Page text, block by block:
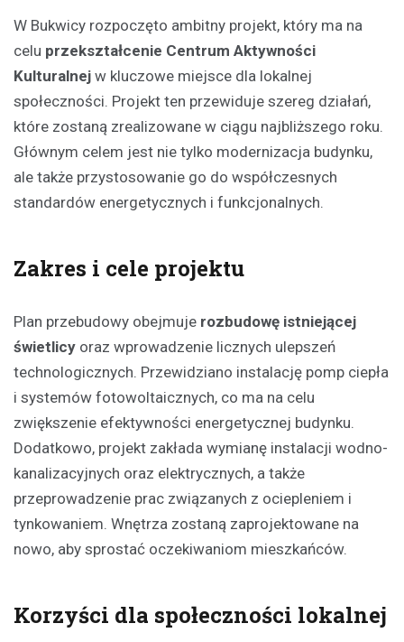
W Bukwicy rozpoczęto ambitny projekt, który ma na
celu przekształcenie Centrum Aktywności
Kulturalnej w kluczowe miejsce dla lokalnej
społeczności. Projekt ten przewiduje szereg działań,
które zostaną zrealizowane w ciągu najbliższego roku.
Głównym celem jest nie tylko modernizacja budynku,
ale także przystosowanie go do współczesnych
standardów energetycznych i funkcjonalnych.
Zakres i cele projektu
Plan przebudowy obejmuje rozbudowę istniejącej
świetlicy oraz wprowadzenie licznych ulepszeń
technologicznych. Przewidziano instalację pomp ciepła
i systemów fotowoltaicznych, co ma na celu
zwiększenie efektywności energetycznej budynku.
Dodatkowo, projekt zakłada wymianę instalacji wodno-
kanalizacyjnych oraz elektrycznych, a także
przeprowadzenie prac związanych z ociepleniem i
tynkowaniem. Wnętrza zostaną zaprojektowane na
nowo, aby sprostać oczekiwaniom mieszkańców.
Korzyści dla społeczności lokalnej